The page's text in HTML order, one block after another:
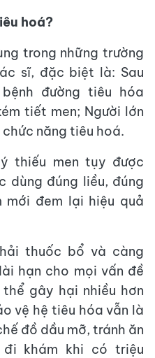
hoá?
trong những trường
sĩ, đặc biệt là: Sau
đường tiêu hóa
tiết men; Người lớn
năng tiêu hoá.
thiếu men tụy được
dùng đúng liều, đúng
đem lại hiệu quả
thuốc bổ và càng
hạn cho mọi vấn đề
gây hại nhiều hơn
vệ hệ tiêu hóa vẫn là
đồ dầu mỡ, tránh ăn
đi khám khi có triệu